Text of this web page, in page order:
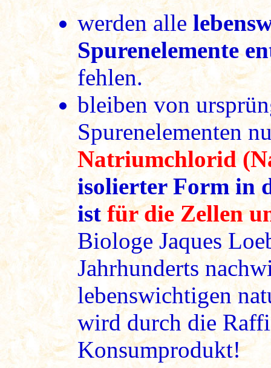
werden alle
Spurenelemente
fehlen.
bleiben von
Spurenelementen
Natriumchlorid
isolierter Form in
istfür die Zellen
Biologe Jaques
Jahrhunderts
lebenswichtigen
wird durch die
Konsumprodukt!